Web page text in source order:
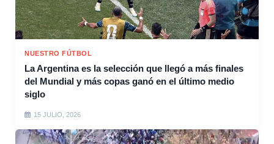
NUESTRO FÚTBOL
La Argentina es la selección que llegó a más finales
del Mundial y más copas ganó en el último medio
siglo
15 JULIO, 2026